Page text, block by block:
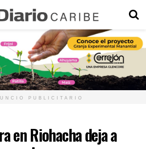
PUBLICITARIO
en Riohacha deja a